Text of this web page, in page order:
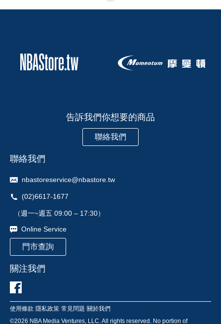
告訴我們你想要的商品
聯絡我們
聯絡我們
nbastoreservice@nbastore.tw
(02)6617-1677
（週一~週五 09:00 – 17:30）
Online Service
門市查詢
關注我們
使用條款 隱私政策 常見問題 關於我們
©2026 NBA Media Ventures, LLC. All rights reserved. No portion of